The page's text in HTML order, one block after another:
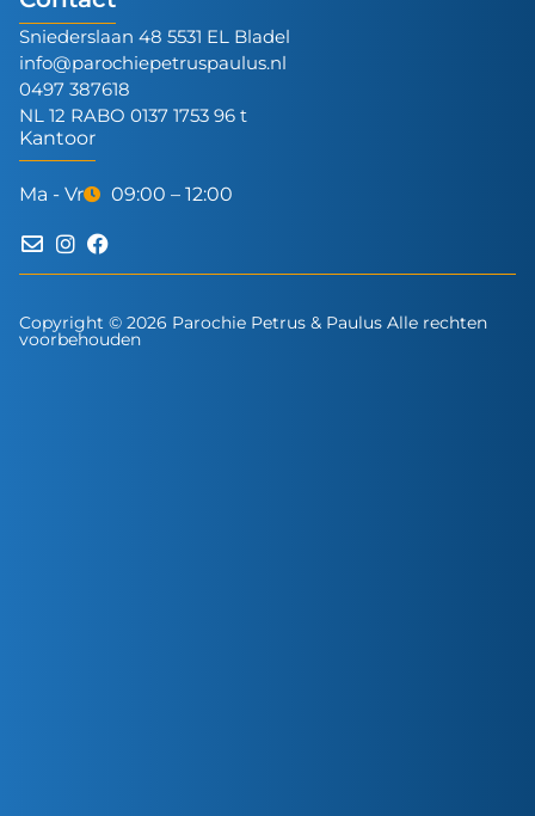
Sniederslaan 48 5531 EL Bladel
info@parochiepetruspaulus.nl
0497 387618
NL 12 RABO 0137 1753 96 t
Kantoor
Ma - Vr 09:00 – 12:00
Copyright © 2026 Parochie Petrus & Paulus Alle rechten
voorbehouden